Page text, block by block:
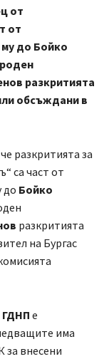
от
от
до Бойко
разкритията
обсъждани в
разкритията за
са част от
до Бойко
разкритията
на Бургас
ГДНП е
има
за внесени